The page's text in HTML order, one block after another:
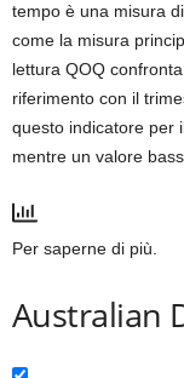
tempo è una misura
come la misura
lettura QOQ
riferimento con il
questo indicatore per
mentre un valore
Per saperne di più.
Australian